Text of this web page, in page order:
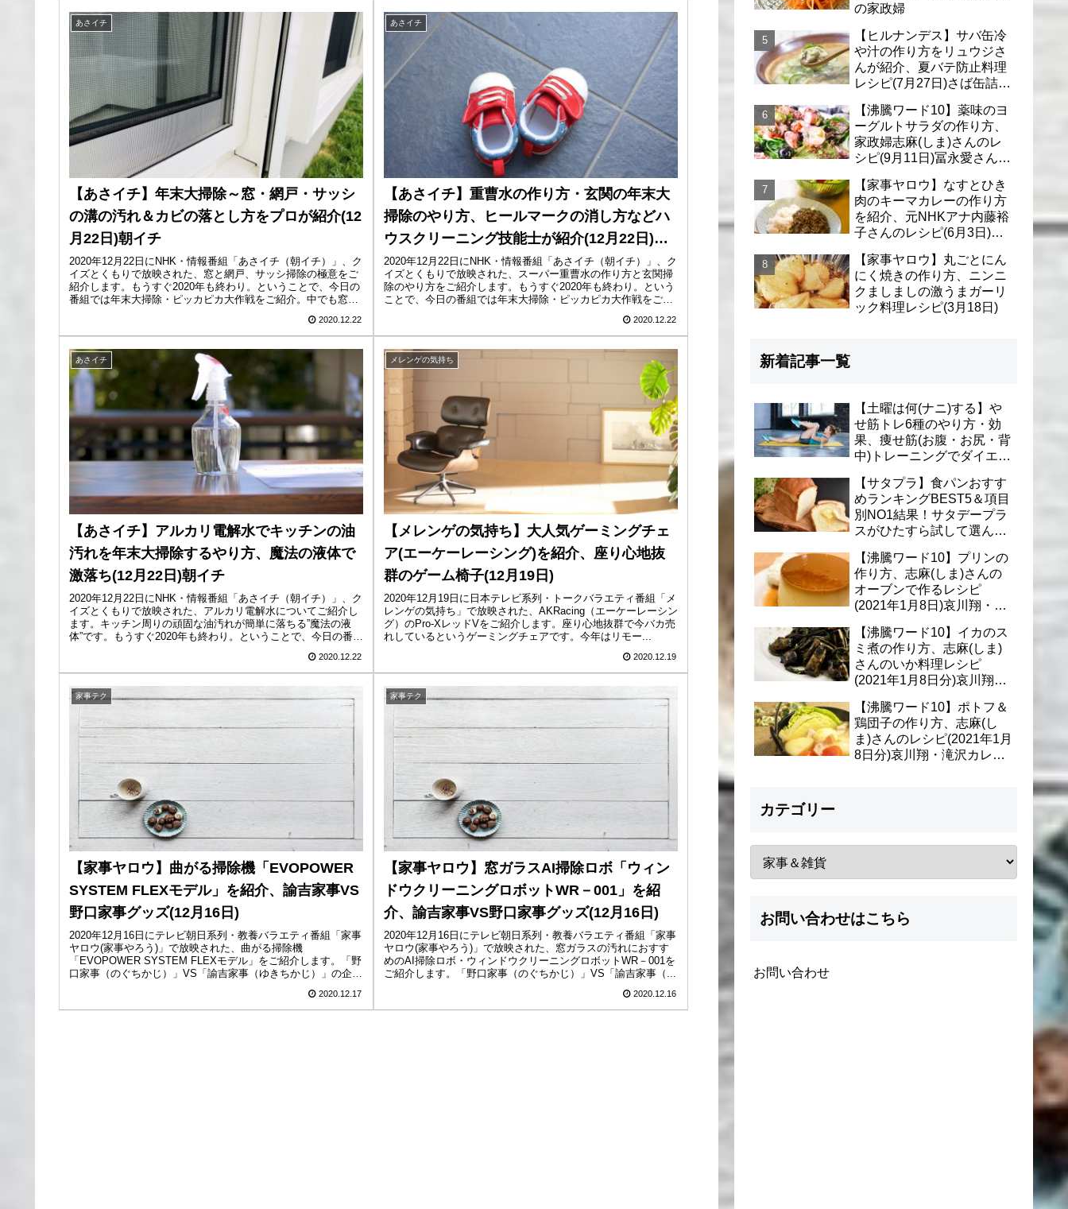
あさイチ
【あさイチ】年末大掃除～窓・網戸・サッシ
の溝の汚れ＆カビの落とし方をプロが紹介(12
月22日)朝イチ
2020年12月22日にNHK・情報番組「あさイチ（朝イチ）」、ク
イズとくもりで放映された、窓と網戸、サッシ掃除の極意をご
紹介します。もうすぐ2020年も終わり。ということで、今日の
番組では年末大掃除・ピッカピカ大作戦をご紹介。中でも窓と
2020.12.22
あさイチ
【あさイチ】重曹水の作り方・玄関の年末大
掃除のやり方、ヒールマークの消し方などハ
ウスクリーニング技能士が紹介(12月22日)朝
イチ
2020年12月22日にNHK・情報番組「あさイチ（朝イチ）」、ク
イズとくもりで放映された、スーパー重曹水の作り方と玄関掃
除のやり方をご紹介します。もうすぐ2020年も終わり。という
ことで、今日の番組では年末大掃除・ピッカピカ大作戦をご紹
2020.12.22
あさイチ
【あさイチ】アルカリ電解水でキッチンの油
汚れを年末大掃除するやり方、魔法の液体で
激落ち(12月22日)朝イチ
2020年12月22日にNHK・情報番組「あさイチ（朝イチ）」、ク
イズとくもりで放映された、アルカリ電解水についてご紹介し
ます。キッチン周りの頑固な油汚れが簡単に落ちる”魔法の液
体”です。もうすぐ2020年も終わり。ということで、今日の番
2020.12.22
メレンゲの気持ち
【メレンゲの気持ち】大人気ゲーミングチェ
ア(エーケーレーシング)を紹介、座り心地抜
群のゲーム椅子(12月19日)
2020年12月19日に日本テレビ系列・トークバラエティ番組「メ
レンゲの気持ち」で放映された、AKRacing（エーケーレーシン
グ）のPro-XレッドVをご紹介します。座り心地抜群で今バカ売
れしているというゲーミングチェアです。今年はリモー...
2020.12.19
家事テク
【家事ヤロウ】曲がる掃除機「EVOPOWER
SYSTEM FLEXモデル」を紹介、諭吉家事VS
野口家事グッズ(12月16日)
2020年12月16日にテレビ朝日系列・教養バラエティ番組「家事
ヤロウ(家事やろう)」で放映された、曲がる掃除機
「EVOPOWER SYSTEM FLEXモデル」をご紹介します。「野
口家事（のぐちかじ）」VS「諭吉家事（ゆきちかじ）」の企
2020.12.17
家事テク
【家事ヤロウ】窓ガラスAI掃除ロボ「ウィン
ドウクリーニングロボットWR－001」を紹
介、諭吉家事VS野口家事グッズ(12月16日)
2020年12月16日にテレビ朝日系列・教養バラエティ番組「家事
ヤロウ(家事やろう)」で放映された、窓ガラスの汚れにおすす
めのAI掃除ロボ・ウィンドウクリーニングロボットWR－001を
ご紹介します。「野口家事（のぐちかじ）」VS「諭吉家事（...
2020.12.16
の家政婦
【ヒルナンデス】サバ缶冷
や汁の作り方をリュウジさ
んが紹介、夏バテ防止料理
レシピ(7月27日)さば缶詰で
【沸騰ワード10】薬味のヨ
ーグルトサラダの作り方、
家政婦志麻(しま)さんのレ
シピ(9月11日)冨永愛さん＆
【家事ヤロウ】なすとひき
肉のキーマカレーの作り方
を紹介、元NHKアナ内藤裕
子さんのレシピ(6月3日)リ
【家事ヤロウ】丸ごとにん
にく焼きの作り方、ニンニ
クましましの激うまガーリ
ック料理レシピ(3月18日)
新着記事一覧
【土曜は何(ナニ)する】や
せ筋トレ6種のやり方・効
果、痩せ筋(お腹・お尻・背
中)トレーニングでダイエッ
【サタプラ】食パンおすす
めランキングBEST5＆項目
別NO1結果！サタデープラ
スがひたすら試して選んだ
【沸騰ワード10】プリンの
作り方、志麻(しま)さんの
オーブンで作るレシピ
(2021年1月8日)哀川翔・滝
理
【沸騰ワード10】イカのス
ミ煮の作り方、志麻(しま)
さんのいか料理レシピ
(2021年1月8日分)哀川翔・
【沸騰ワード10】ポトフ＆
鶏団子の作り方、志麻(し
ま)さんのレシピ(2021年1月
8日分)哀川翔・滝沢カレ
カテゴリー
お問い合わせはこちら
お問い合わせ